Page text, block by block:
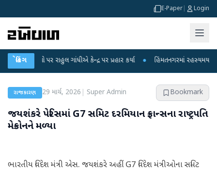
E-Paper Login
બ્રેકિંગ
પર રાહુલ ગાંધીએ કેન્દ્ર પર પ્રહાર કર્યા ● હિંમતનગરમાં રહસ્યમય વાયરસ કે
રાજકારણ 29 માર્ચ, 2026 Super Admin Bookmark
જયશંકરે પેરિસમાં G7 સમિટ દરમિયાન ફ્રાન્સના રાષ્ટ્રપતિ
મેક્રોનને મળ્યા
ભારતીય વિદેશ મંત્રી એસ. જયશંકરે અહીં G7 વિદેશ મંત્રીઓના સમિટ